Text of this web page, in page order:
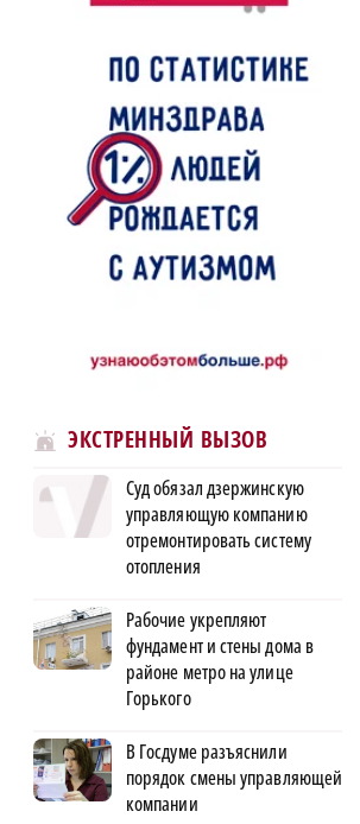
ЭКСТРЕННЫЙ ВЫЗОВ
Суд обязал дзержинскую
управляющую компанию
отремонтировать систему
отопления
Рабочие укрепляют
фундамент и стены дома в
районе метро на улице
Горького
В Госдуме разъяснили
порядок смены управляющей
компании